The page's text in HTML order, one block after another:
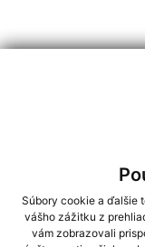
Súbory cookie a ďalšie
vášho zážitku z
vám zobrazovali